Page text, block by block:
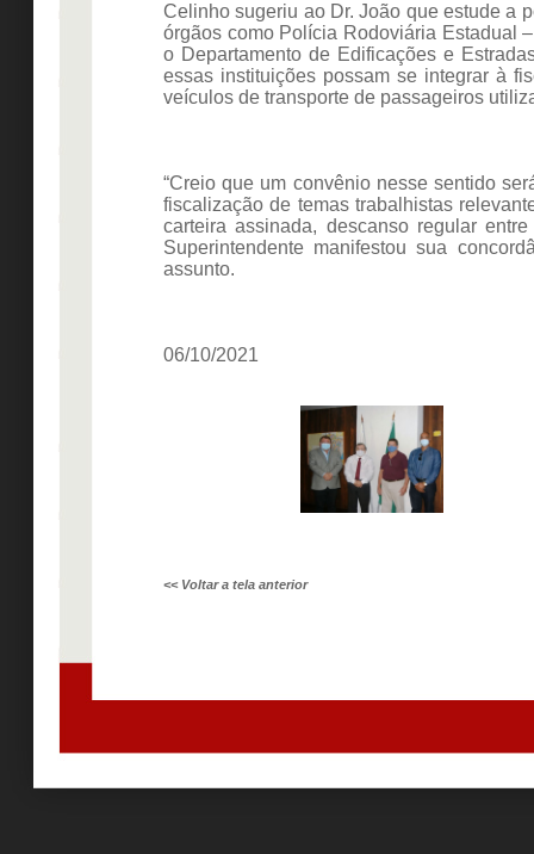
Celinho sugeriu ao Dr. João que estude a
órgãos como Polícia Rodoviária Estadual
o Departamento de Edificações e
essas instituições possam se integrar à
veículos de transporte de passageiros
“Creio que um convênio nesse sentido
fiscalização de temas trabalhistas
carteira assinada, descanso regular
Superintendente manifestou sua
assunto.
06/10/2021
<< Voltar a tela anterior